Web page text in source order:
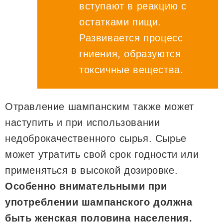
вступают в реакцию с
остатками пищи.
Развивается процесс
гниения, образуются
токсичные вещества.
Отравление шампанским также может
наступить и при использовании
недоброкачественного сырья. Сырье
может утратить свой срок годности или
применяться в высокой дозировке.
Особенно внимательными при
употреблении шампанского должна
быть женская половина населения.